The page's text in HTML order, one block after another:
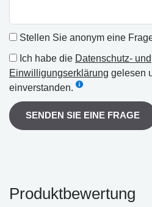
Stellen Sie anonym eine
Ich habe die Datenschutz- und
Einwilligungserklärung gelesen
einverstanden.
SENDEN SIE EINE FRAGE
Produktbewertung